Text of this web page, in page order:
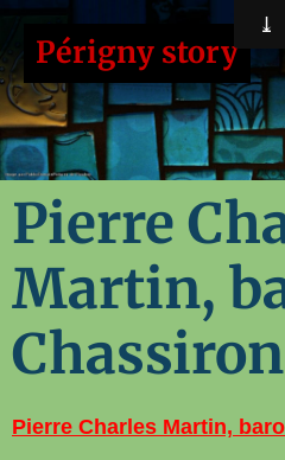
Périgny story
Pierre
Martin,
Chassiron
Pierre Charles Martin,